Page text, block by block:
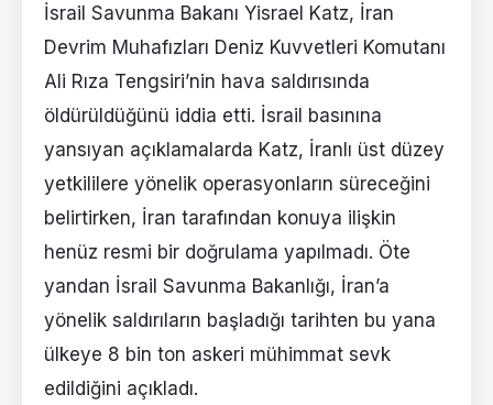
İsrail Savunma Bakanı Yisrael Katz, İran
Devrim Muhafızları Deniz Kuvvetleri Komutanı
Ali Rıza Tengsiri’nin hava saldırısında
öldürüldüğünü iddia etti. İsrail basınına
yansıyan açıklamalarda Katz, İranlı üst düzey
yetkililere yönelik operasyonların süreceğini
belirtirken, İran tarafından konuya ilişkin
henüz resmi bir doğrulama yapılmadı. Öte
yandan İsrail Savunma Bakanlığı, İran’a
yönelik saldırıların başladığı tarihten bu yana
ülkeye 8 bin ton askeri mühimmat sevk
edildiğini açıkladı.